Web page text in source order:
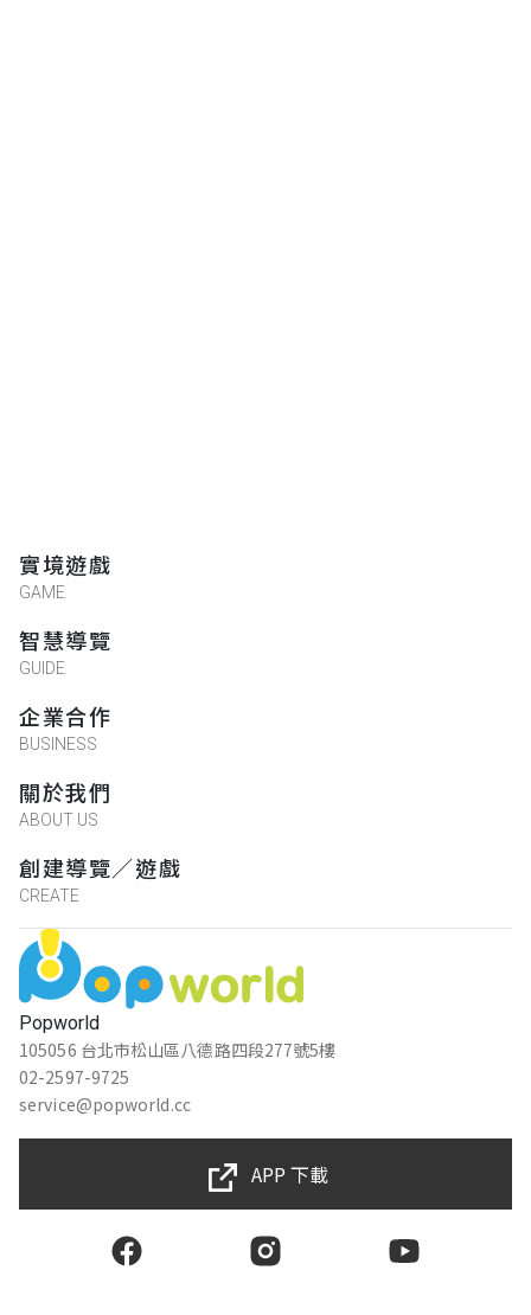
Popworld
105056 台北市松山區八德路四段277號5樓
02-2597-9725
service@popworld.cc
實境遊戲
GAME
智慧導覽
GUIDE
企業合作
BUSINESS
關於我們
ABOUT US
創建導覽／遊戲
CREATE
APP 下載